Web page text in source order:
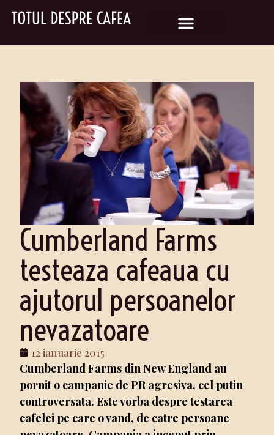
Cumberland Farms
testeaza cafeaua cu
ajutorul persoanelor
nevazatoare
12 ianuarie 2015
Cumberland Farms din New England au
pornit o campanie de PR agresiva, cel putin
controversata. Este vorba despre testarea
cafelei pe care o vand, de catre persoane